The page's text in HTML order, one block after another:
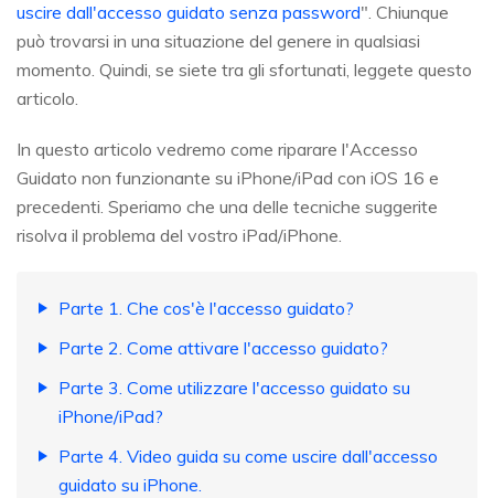
uscire dall'accesso guidato senza password". Chiunque
può trovarsi in una situazione del genere in qualsiasi
momento. Quindi, se siete tra gli sfortunati, leggete questo
articolo.
In questo articolo vedremo come riparare l'Accesso
Guidato non funzionante su iPhone/iPad con iOS 16 e
precedenti. Speriamo che una delle tecniche suggerite
risolva il problema del vostro iPad/iPhone.
Parte 1. Che cos'è l'accesso guidato?
Parte 2. Come attivare l'accesso guidato?
Parte 3. Come utilizzare l'accesso guidato su
iPhone/iPad?
Parte 4. Video guida su come uscire dall'accesso
guidato su iPhone.